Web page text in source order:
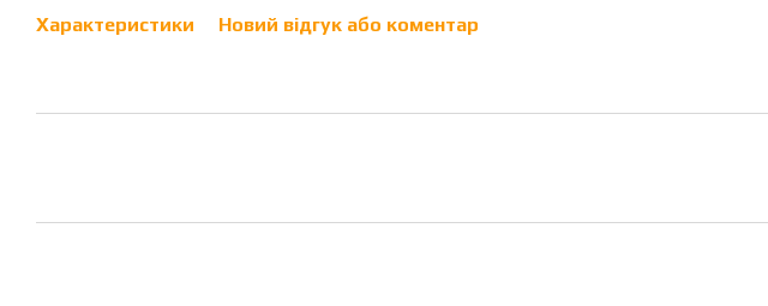
Характеристики Новий відгук або коментар